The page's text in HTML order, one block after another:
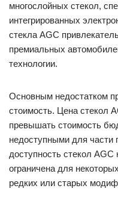
многослойных стекол,
интегрированных
стекла AGC
премиальных
технологии.
Основным недостатком
стоимость. Цена стекол
превышать стоимость
недоступными для части
доступность стекол
ограничена для
редких или старых